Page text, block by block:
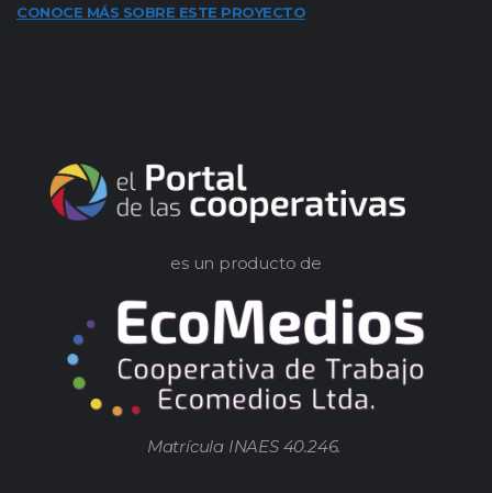
CONOCE MÁS SOBRE ESTE PROYECTO
es un producto de
Matrícula INAES 40.246.